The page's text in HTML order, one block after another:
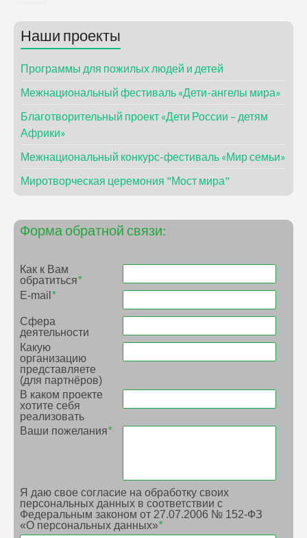
Наши проекты
Программы для пожилых людей и детей
Межнациональный фестиваль «Дети-ангелы мира»
Благотворительный проект «Дети России – детям
Африки»
Межнациональный конкурс-фестиваль «Мир семьи»
Миротворческая церемония "Мост мира"
Форма обратной связи:
Как к Вам
обратиться*
E-mail *
Сфера
деятельности
Какую
организацию
представляете
(для партнёров)
В каком проекте
хотите себя
реализовать
Ваши пожелания*
Я даю свое согласие на обработку своих
персональных данных в соответствии с
Федеральным законом от 27.07.2006 № 152-ФЗ
«О персональных данных»*